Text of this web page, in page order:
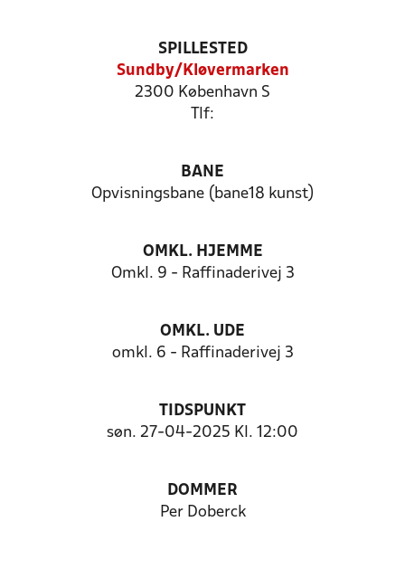
SPILLESTED
Sundby/Kløvermarken
2300 København S
Tlf:
BANE
Opvisningsbane (bane18 kunst)
OMKL. HJEMME
Omkl. 9 - Raffinaderivej 3
OMKL. UDE
omkl. 6 - Raffinaderivej 3
TIDSPUNKT
søn. 27-04-2025 Kl. 12:00
DOMMER
Per Doberck